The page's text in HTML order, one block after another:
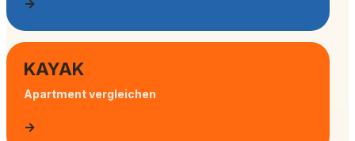
KAYAK
Apartment vergleichen
→